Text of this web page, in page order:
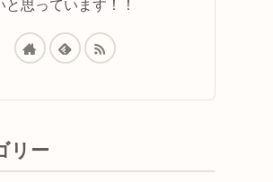
と思っています！！
リー